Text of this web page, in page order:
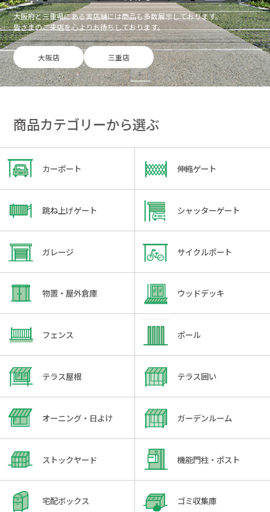
大阪府と三重県にある実店舗には商品も多数展示しております。
皆さまのご来店を心よりお待ちしております。
大阪店 三重店
商品カテゴリーから選ぶ
カーポート 伸縮ゲート
跳ね上げゲート シャッターゲート
ガレージ サイクルポート
物置・屋外倉庫 ウッドデッキ
フェンス ポール
テラス屋根 テラス囲い
オーニング・日よけ ガーデンルーム
ストックヤード 機能門柱・ポスト
宅配ボックス ゴミ収集庫